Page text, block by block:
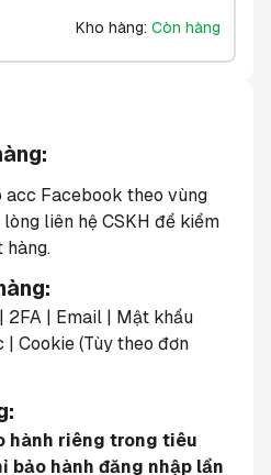
Kho hàng: Còn hàng
acc Facebook theo vùng
liên hệ CSKH để kiểm
2FA | Email | Mật khẩu
Cookie (Tùy theo đơn
hành riêng trong tiêu
bảo hành đăng nhập lần